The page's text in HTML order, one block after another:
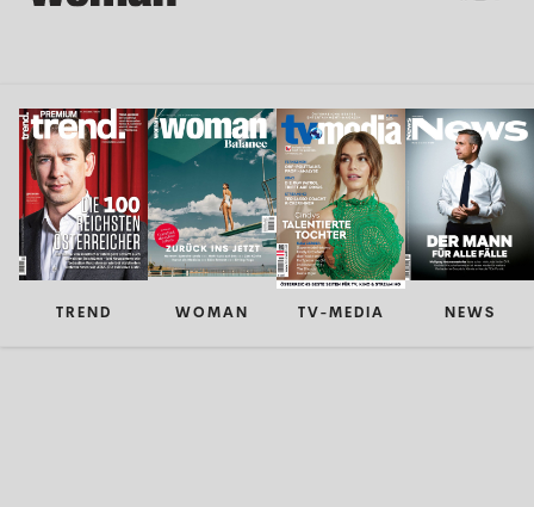
TREND WOMAN TV-MEDIA NEWS